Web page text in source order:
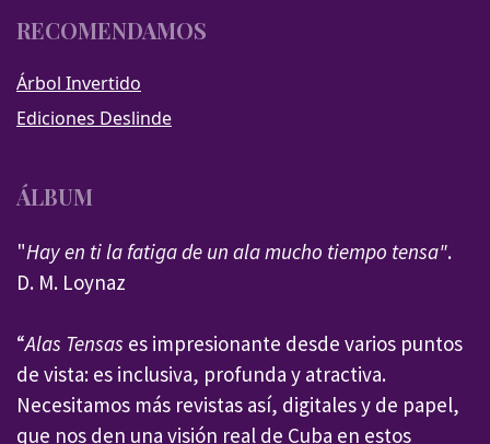
RECOMENDAMOS
Árbol Invertido
Ediciones Deslinde
ÁLBUM
"Hay en ti la fatiga de un ala mucho tiempo tensa".
D. M. Loynaz
“Alas Tensas es impresionante desde varios puntos
de vista: es inclusiva, profunda y atractiva.
Necesitamos más revistas así, digitales y de papel,
que nos den una visión real de Cuba en estos